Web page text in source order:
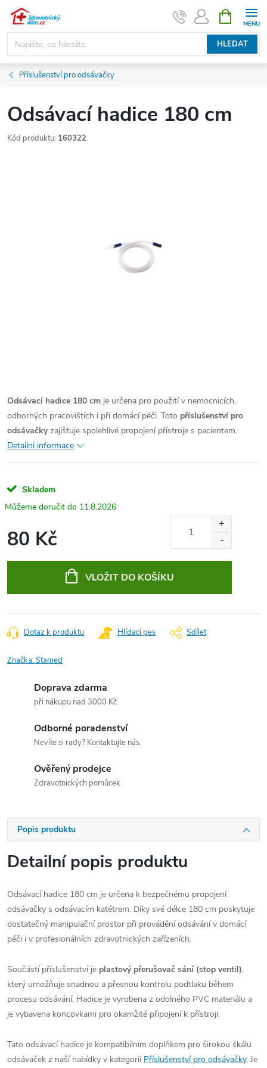
Přejít
obsah
HLEDAT
NÁKUPNÍ
KOŠÍK
Příslušenství pro odsávačky
Odsávací hadice 180 cm
Kód produktu: 160322
Odsávací hadice 180 cm je určena pro použití v nemocnicích,
odborných pracovištích i při domácí péči. Toto příslušenství pro
odsávačkyzajišťuje spolehlivé propojení přístroje s pacientem.
Detailní informace
Skladem
11.8.2026
80 Kč
VLOŽIT DO KOŠÍKU
Dotaz k produktu Hlídací pes Sdílet
Značka:Stamed
Doprava zdarma
při nákupu nad 3000 Kč
Odborné poradenství
Nevíte si rady? Kontaktujte nás.
Ověřený prodejce
Zdravotnických pomůcek
Popis produktu
Detailní popis produktu
Odsávací hadice 180 cm je určena k bezpečnému propojení
odsávačky s odsávacím katétrem. Díky své délce 180 cm poskytuje
dostatečný manipulační prostor při provádění odsávání v domácí
péči i v profesionálních zdravotnických zařízeních.
Součástí příslušenství je plastový přerušovač sání (stop ventil),
který umožňuje snadnou a přesnou kontrolu podtlaku během
procesu odsávání. Hadice je vyrobena z odolného PVC materiálu a
je vybavena koncovkami pro okamžité připojení k přístroji.
Tato odsávací hadice je kompatibilním doplňkem pro širokou škálu
odsávaček z naší nabídky v kategorii Příslušenství pro odsávačky. Je